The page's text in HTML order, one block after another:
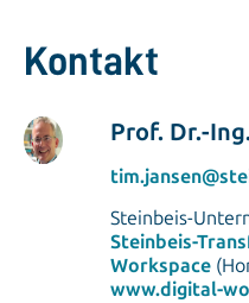
Kontakt
Prof. Dr.-
Steinbeis-
Steinbeis-
Workspace
www.digital-